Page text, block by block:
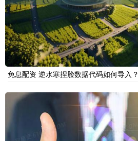
免息配资 逆水寒捏脸数据代码如何导入？